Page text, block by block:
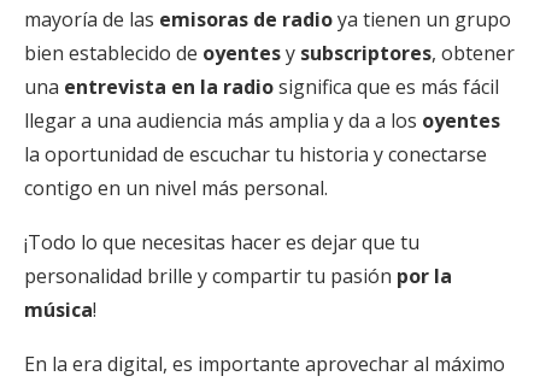
mayoría de las emisoras de radioya tienen un grupo
bien establecido de oyentesy subscriptores, obtener
una entrevista en la radiosignifica que es más fácil
llegar a una audiencia más amplia y da a los oyentes
la oportunidad de escuchar tu historia y conectarse
contigo en un nivel más personal.
¡Todo lo que necesitas hacer es dejar que tu
personalidad brille y compartir tu pasión por la
música!
En la era digital, es importante aprovechar al máximo